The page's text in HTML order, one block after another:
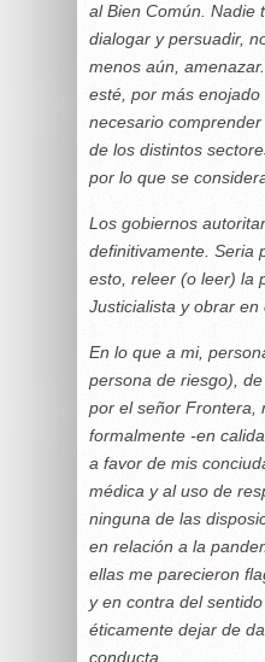
al Bien Común. Nadie
dialogar y persuadir,
menos aún,
esté, por más
necesario
de los distintos
por lo que se
Los gobiernos
definitivamente. Seria
esto, releer (o leer) la
Justicialista y obrar en
En lo que a mi,
persona de riesgo),
por el señor Frontera,
formalmente -en
a favor de mis
médica y al uso de
ninguna de las
en relación a la
ellas me parecieron
y en contra del
éticamente dejar de
conducta.